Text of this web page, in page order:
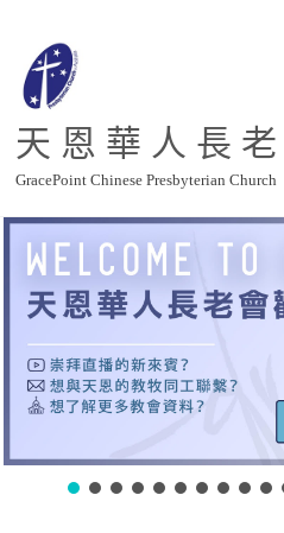
content
天 恩 華 人 長 老
GracePoint Chinese Presbyterian Church